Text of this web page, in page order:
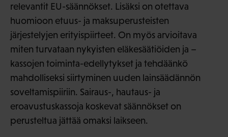
relevantit EU-säännökset. Lisäksi on otettava
huomioon etuus- ja maksuperusteisten
järjestelyjen erityispiirteet. On myös arvioitava
miten turvataan nykyisten eläkesäätiöiden ja –
kassojen toiminta-edellytykset ja tehdäänkö
mahdolliseksi siirtyminen uuden lainsäädännön
soveltamispiiriin. Sairaus-, hautaus- ja
eroavustuskassoja koskevat säännökset on
perusteltua jättää omaksi laikseen.